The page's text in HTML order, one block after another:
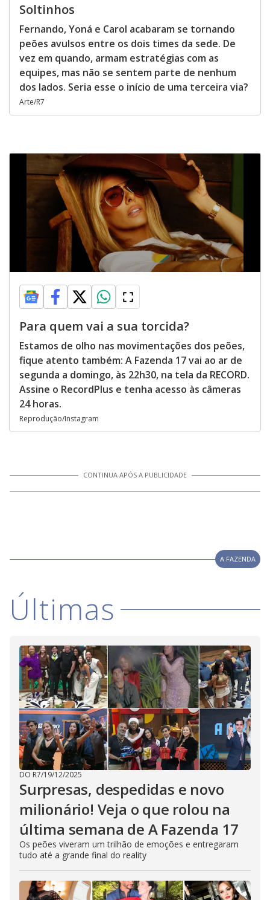
Soltinhos
Fernando, Yoná e Carol acabaram se tornando
peões avulsos entre os dois times da sede. De
vez em quando, armam estratégias com as
equipes, mas não se sentem parte de nenhum
dos lados. Seria esse o início de uma terceira via?
Arte/R7
Para quem vai a sua torcida?
Estamos de olho nas movimentações dos peões,
fique atento também: A Fazenda 17 vai ao ar de
segunda a domingo, às 22h30, na tela da RECORD.
Assine o RecordPlus e tenha acesso às câmeras
24 horas.
Reprodução/Instagram
CONTINUA APÓS A PUBLICIDADE
A FAZENDA
Últimas
DO R7/19/12/2025
Surpresas, despedidas e novo
milionário! Veja o que rolou na
última semana de A Fazenda 17
Os peões viveram um trilhão de emoções e entregaram
tudo até a grande final do reality